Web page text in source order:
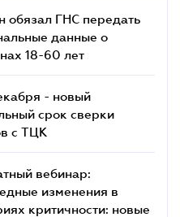
обязал ГНС передать
данные о
18-60 лет
- новый
срок сверки
c ТЦК
вебинар:
изменения в
критичности: новые